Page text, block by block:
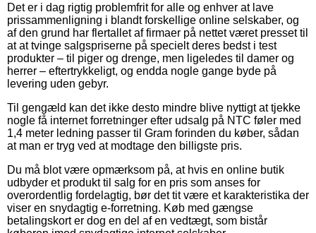
Det er i dag rigtig problemfrit for alle og enhver at lave
prissammenligning i blandt forskellige online selskaber, og
af den grund har flertallet af firmaer på nettet været presset til
at at tvinge salgspriserne på specielt deres bedst i test
produkter – til piger og drenge, men ligeledes til damer og
herrer – eftertrykkeligt, og endda nogle gange byde på
levering uden gebyr.
Til gengæld kan det ikke desto mindre blive nyttigt at tjekke
nogle få internet forretninger efter udsalg på NTC føler med
1,4 meter ledning passer til Gram forinden du køber, sådan
at man er tryg ved at modtage den billigste pris.
Du må blot være opmærksom på, at hvis en online butik
udbyder et produkt til salg for en pris som anses for
overordentlig fordelagtig, bør det tit være et karakteristika der
viser en snydagtig e-forretning. Køb med gængse
betalingskort er dog en del af en vedtægt, som bistår